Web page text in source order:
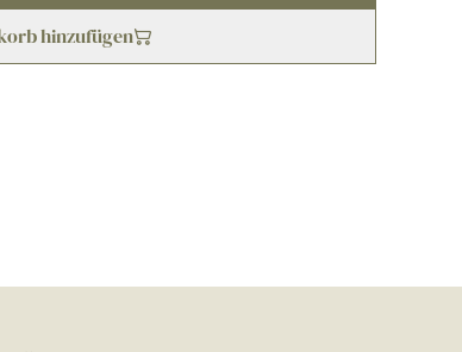
hinzufügen